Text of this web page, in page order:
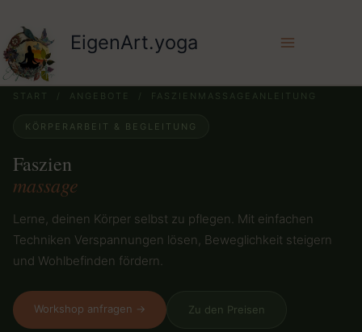
Inhalt
springen
EigenArt.yoga
START ANGEBOTE / FASZIENMASSAGEANLEITUNG
KÖRPERARBEIT & BEGLEITUNG
Faszien
massage
Lerne, deinen Körper selbst zu pflegen. Mit einfachen
Techniken Verspannungen lösen, Beweglichkeit steigern
und Wohlbefinden fördern.
Workshop anfragen → Zu den Preisen